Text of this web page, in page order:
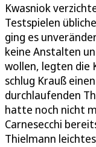
Kwasniok
Testspielen
ging es
keine Anstalten
wollen, legten die
schlug Krauß
durchlaufenden
hatte noch nicht
Carnesecchi
Thielmann